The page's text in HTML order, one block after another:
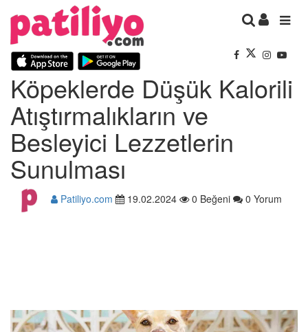
Köpeklerde Düşük Kalorili
Atıştırmalıkların ve
Besleyici Lezzetlerin
Sunulması
Patiliyo.com 19.02.2024 0 Beğeni 0 Yorum